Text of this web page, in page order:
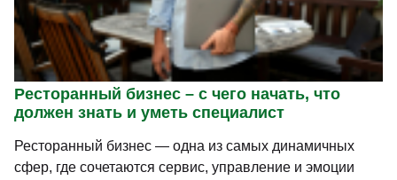
Ресторанный бизнес – с чего начать, что
должен знать и уметь специалист
Ресторанный бизнес — одна из самых динамичных
сфер, где сочетаются сервис, управление и эмоции